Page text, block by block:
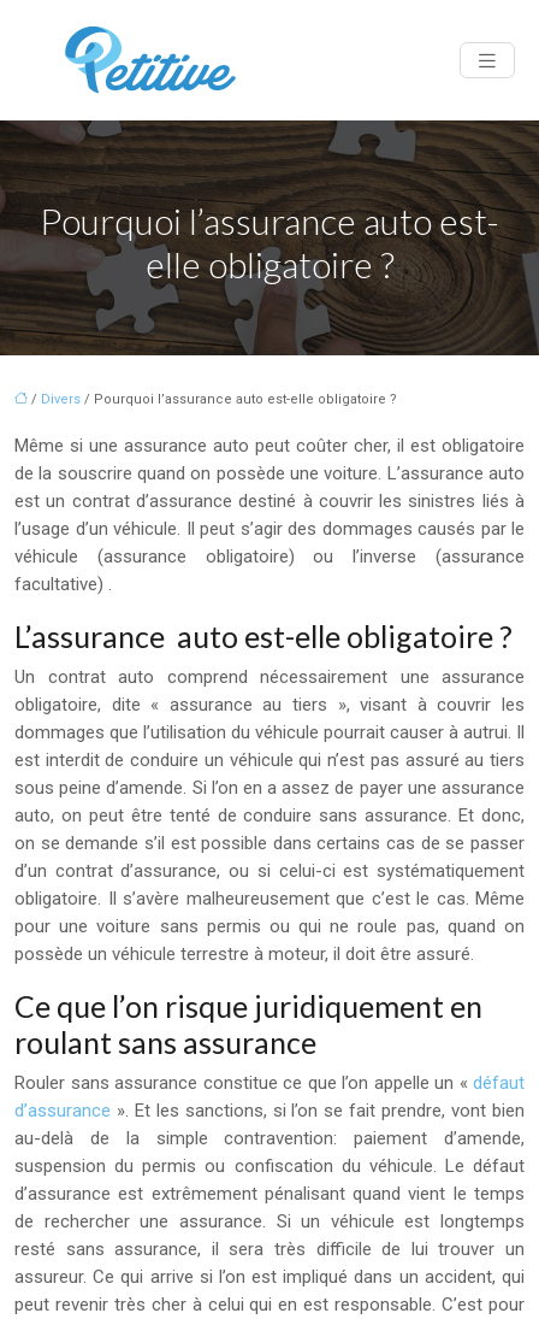
Pourquoi l’assurance auto est-
elle obligatoire ?
/ Divers / Pourquoi l’assurance auto est-elle obligatoire ?
Même si une assurance auto peut coûter cher, il est obligatoire
de la souscrire quand on possède une voiture. L’assurance auto
est un contrat d’assurance destiné à couvrir les sinistres liés à
l’usage d’un véhicule. Il peut s’agir des dommages causés par le
véhicule (assurance obligatoire) ou l’inverse (assurance
facultative) .
L’assurance auto est-elle obligatoire ?
Un contrat auto comprend nécessairement une assurance
obligatoire, dite « assurance au tiers », visant à couvrir les
dommages que l’utilisation du véhicule pourrait causer à autrui. Il
est interdit de conduire un véhicule qui n’est pas assuré au tiers
sous peine d’amende. Si l’on en a assez de payer une assurance
auto, on peut être tenté de conduire sans assurance. Et donc,
on se demande s’il est possible dans certains cas de se passer
d’un contrat d’assurance, ou si celui-ci est systématiquement
obligatoire. Il s’avère malheureusement que c’est le cas. Même
pour une voiture sans permis ou qui ne roule pas, quand on
possède un véhicule terrestre à moteur, il doit être assuré.
Ce que l’on risque juridiquement en
roulant sans assurance
Rouler sans assurance constitue ce que l’on appelle un « défaut
d’assurance ». Et les sanctions, si l’on se fait prendre, vont bien
au-delà de la simple contravention: paiement d’amende,
suspension du permis ou confiscation du véhicule. Le défaut
d’assurance est extrêmement pénalisant quand vient le temps
de rechercher une assurance. Si un véhicule est longtemps
resté sans assurance, il sera très difficile de lui trouver un
assureur. Ce qui arrive si l’on est impliqué dans un accident, qui
peut revenir très cher à celui qui en est responsable. C’est pour